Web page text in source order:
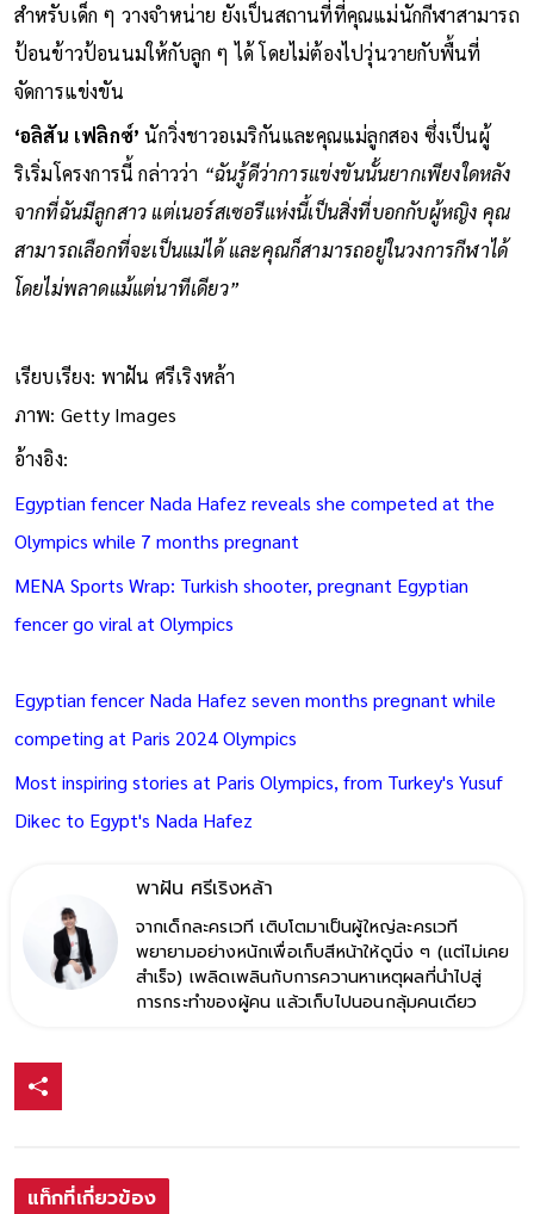
สำหรับเด็ก ๆ วางจำหน่าย ยังเป็นสถานที่ที่คุณแม่นักกีฬาสามารถ
ป้อนข้าวป้อนนมให้กับลูก ๆ ได้ โดยไม่ต้องไปวุ่นวายกับพื้นที่
จัดการแข่งขัน
‘อลิสัน เฟลิกซ์’นักวิ่งชาวอเมริกันและคุณแม่ลูกสอง ซึ่งเป็นผู้
ริเริ่มโครงการนี้ กล่าวว่า “ฉันรู้ดีว่าการแข่งขันนั้นยากเพียงใดหลัง
จากที่ฉันมีลูกสาว แต่เนอร์สเซอรีแห่งนี้เป็นสิ่งที่บอกกับผู้หญิง คุณ
สามารถเลือกที่จะเป็นแม่ได้ และคุณก็สามารถอยู่ในวงการกีฬาได้
โดยไม่พลาดแม้แต่นาทีเดียว”
เรียบเรียง: พาฝัน ศรีเริงหล้า
ภาพ: Getty Images
อ้างอิง:
Egyptian fencer Nada Hafez reveals she competed at the
Olympics while 7 months pregnant
MENA Sports Wrap: Turkish shooter, pregnant Egyptian
fencer go viral at Olympics
Egyptian fencer Nada Hafez seven months pregnant while
competing at Paris 2024 Olympics
Most inspiring stories at Paris Olympics, from Turkey's Yusuf
Dikec to Egypt's Nada Hafez
พาฝัน ศรีเริงหล้า
จากเด็กละครเวที เติบโตมาเป็นผู้ใหญ่ละครเวที
พยายามอย่างหนักเพื่อเก็บสีหน้าให้ดูนิ่ง ๆ (แต่ไม่เคย
สำเร็จ) เพลิดเพลินกับการควานหาเหตุผลที่นำไปสู่
การกระทำของผู้คน แล้วเก็บไปนอนกลุ้มคนเดียว
แท็กที่เกี่ยวข้อง